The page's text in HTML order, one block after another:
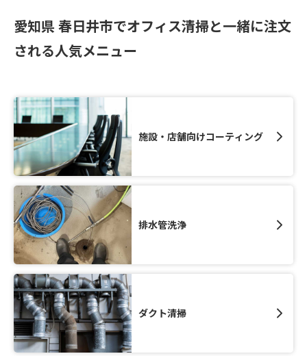
愛知県 春日井市でオフィス清掃と一緒に注文
される人気メニュー
施設・店舗向けコーティング
排水管洗浄
ダクト清掃